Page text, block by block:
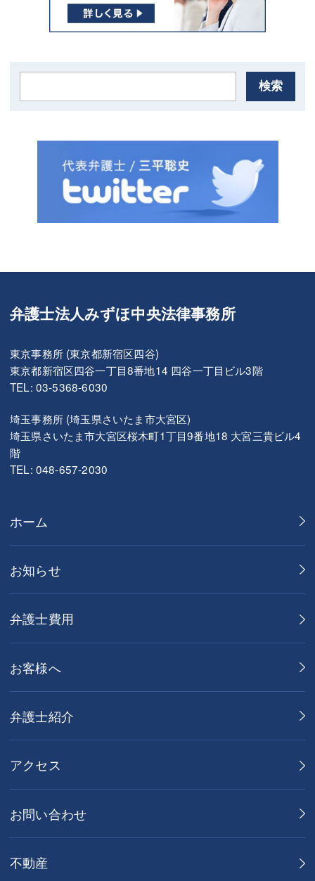
検索
弁護士法人みずほ中央法律事務所
東京事務所 (東京都新宿区四谷)
東京都新宿区四谷一丁目8番地14 四谷一丁目ビル3階
TEL: 03-5368-6030
埼玉事務所 (埼玉県さいたま市大宮区)
埼玉県さいたま市大宮区桜木町1丁目9番地18 大宮三貴ビル4
階
TEL: 048-657-2030
ホーム
お知らせ
弁護士費用
お客様へ
弁護士紹介
アクセス
お問い合わせ
不動産